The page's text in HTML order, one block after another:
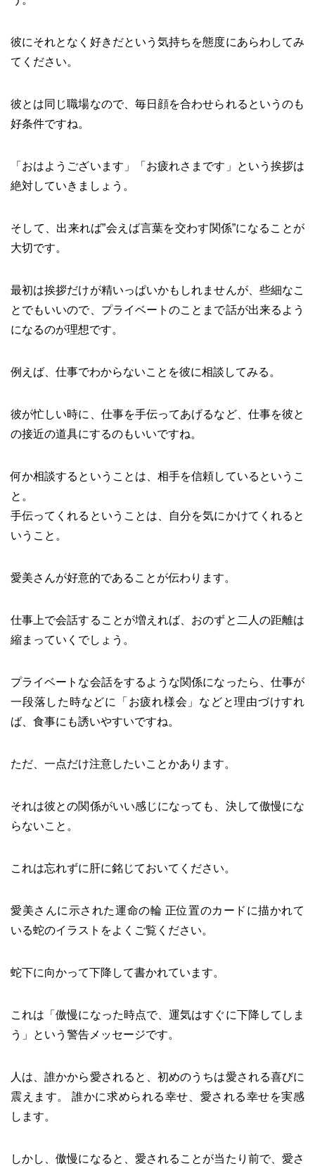
彼にそれとなく好きだという気持ちを態度にあらわしてみ
てください。
彼とは同じ職場なので、毎日顔を合わせられるというのも
好条件ですね。
「おはようございます」「お疲れさまです」という挨拶は
絶対していきましょう。
そして、出来れば”会えば言葉を交わす関係”になることが
大切です。
最初は挨拶だけが精いっぱいかもしれませんが、些細なこ
とでもいいので、プライベートのことまで話が出来るよう
になるのが理想です。
例えば、仕事でわからないことを彼に相談してみる。
彼が忙しい時に、仕事を手伝ってあげるなど、仕事を彼と
の接近の道具にするのもいいですね。
何か相談するということは、相手を信頼しているというこ
と。
手伝ってくれるということは、自分を気にかけてくれると
いうこと。
愛美さんが好意的であることが伝わります。
仕事上で会話することが増えれば、おのずと二人の距離は
縮まっていくでしょう。
プライベートな会話をするような関係になったら、仕事が
一段落した時などに「お疲れ様会」などと理由づけすれ
ば、食事にも誘いやすいですね。
ただ、一点だけ注意したいことかあります。
それは彼との関係がいい感じになっても、決して傲慢にな
らないこと。
これは忘れずに肝に銘じておいてください。
愛美さんに示された運命の輪 正位置のカードに描かれて
いる蛇のイラストをよくご覧ください。
蛇下に向かって下降して書かれています。
これは「傲慢になった時点で、運気はすぐに下降してしま
う」という警告メッセージです。
人は、誰かから愛されると、初めのうちは愛される喜びに
震えます。 誰かに求められる幸せ、愛される幸せを実感
します。
しかし、傲慢になると、愛されることが当たり前で、愛さ